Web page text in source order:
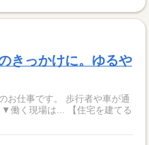
きっかけに。ゆるや
。 歩行者や車が通